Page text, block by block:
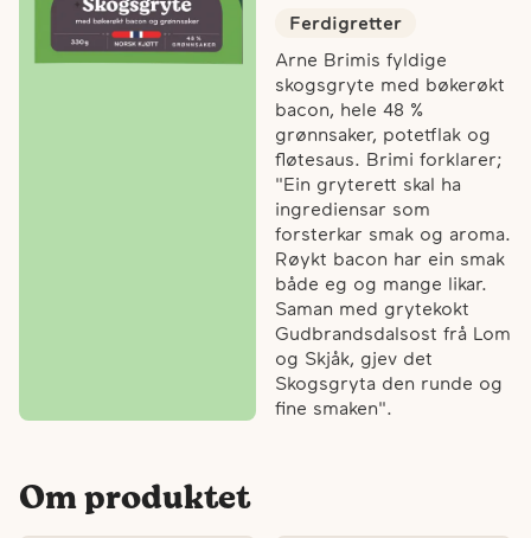
Ferdigretter
Arne Brimis fyldige
skogsgryte med bøkerøkt
bacon, hele 48 %
grønnsaker, potetflak og
fløtesaus. Brimi forklarer;
"Ein gryterett skal ha
ingrediensar som
forsterkar smak og aroma.
Røykt bacon har ein smak
både eg og mange likar.
Saman med grytekokt
Gudbrandsdalsost frå Lom
og Skjåk, gjev det
Skogsgryta den runde og
fine smaken".
Om produktet